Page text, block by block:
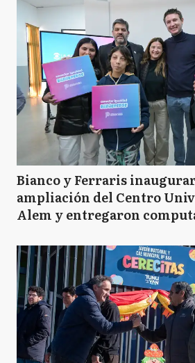
Bianco y Ferraris
ampliación del Centro
Alem y entregaron